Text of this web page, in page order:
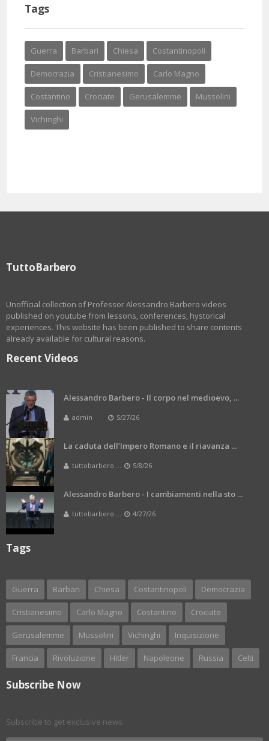
Tags
Guerra Barbari Chiesa Costantinopoli
Democrazia Cristianesimo Carlo Magno
Costantino Crociate Gerusalemme Mussolini
Vichinghi
TuttoBarbero
Unofficial collection of Professor Alessandro Barbero videos
published on youtube from lessons, conferences, hystorical
experiences. This website has been published to share contents
already available for cultural reasons.
Recent Videos
Alessandro Barbero - Il corpo nel medioevo, ...
admin 5/27/26
La caduta dell’Impero Romano e il riavanza ...
tuttobarbero ... 5/8/26
Alessandro Barbero - I cambiamenti nella sto ...
tuttobarbero ... 4/27/26
Tags
Guerra Barbari Chiesa Costantinopoli Democrazia
Cristianesimo Carlo Magno Costantino Crociate
Gerusalemme Mussolini Vichinghi Inquisizione
Francia Rivoluzione Hitler Napoleone Russia Celti
Subscribe Now
Subscribe to get exclusive news